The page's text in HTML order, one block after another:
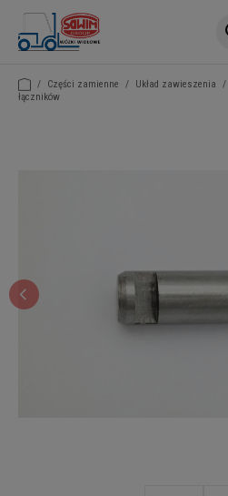
/ Części zamienne / Układ zawieszenia /
łączników